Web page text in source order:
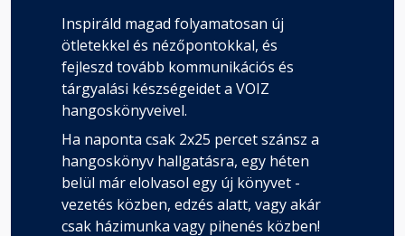
Inspiráld magad folyamatosan új
ötletekkel és nézőpontokkal, és
fejleszd tovább kommunikációs és
tárgyalási készségeidet a VOIZ
hangoskönyveivel.
Ha naponta csak 2x25 percet szánsz a
hangoskönyv hallgatásra, egy héten
belül már elolvasol egy új könyvet -
vezetés közben, edzés alatt, vagy akár
csak házimunka vagy pihenés közben!